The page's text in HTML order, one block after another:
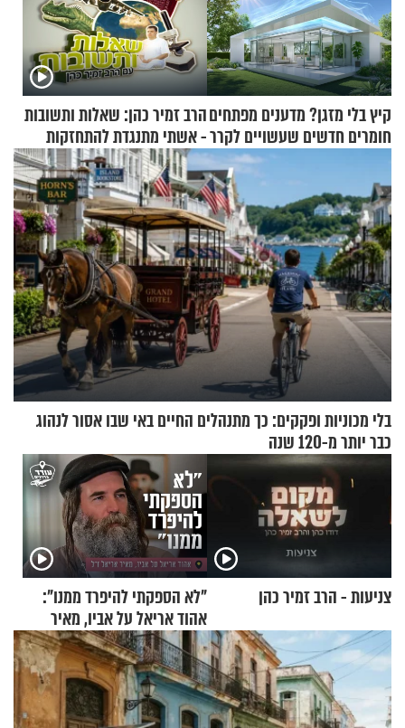
קיץ בלי מזגן? מדענים מפתחים
חומרים חדשים שעשויים לקרר
בתים
הרב זמיר כהן: שאלות ותשובות
- אשתי מתנגדת להתחזקות
שלי
בלי מכוניות ופקקים: כך מתנהלים החיים באי שבו אסור לנהוג
כבר יותר מ-120 שנה
צניעות - הרב זמיר כהן
"לא הספקתי להיפרד ממנו":
אהוד אריאל על אביו, מאיר
אריאל ז"ל